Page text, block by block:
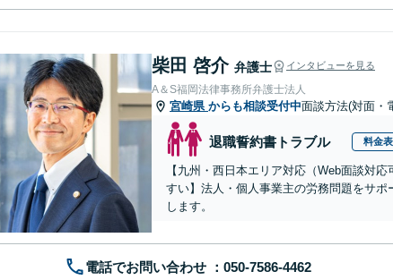
柴田 啓介 弁護士 インタビューを見る
A＆S福岡法律事務所弁護士法人
宮崎県 からも相談受付中面談方法(対面・
退職誓約書トラブル 料金
【九州・西日本エリア対応（Web面談対
すい】法人・個人事業主の労務問題をサ
します。
電話でお問い合わせ